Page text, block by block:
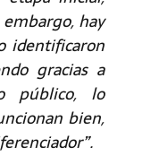
hay
identificaron
gracias a
público, lo
bien,